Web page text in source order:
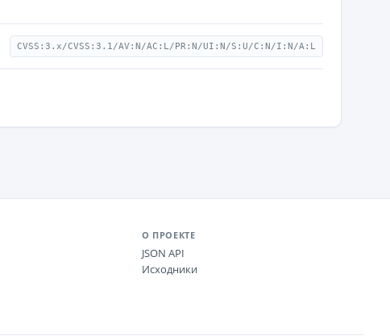
CVSS:3.x/CVSS:3.1/AV:N/AC:L/PR:N/UI:N/S:U/C:N/I:N/A:L
О ПРОЕКТЕ
JSON API
Исходники